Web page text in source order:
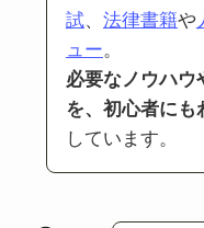
試、 法律書籍や
ュー。
必要なノウハウ
を、初心者にも
しています。